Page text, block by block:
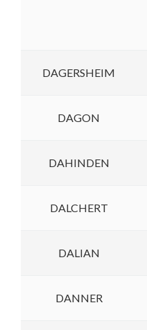
DAGERSHEIM
DAGON
DAHINDEN
DALCHERT
DALIAN
DANNER